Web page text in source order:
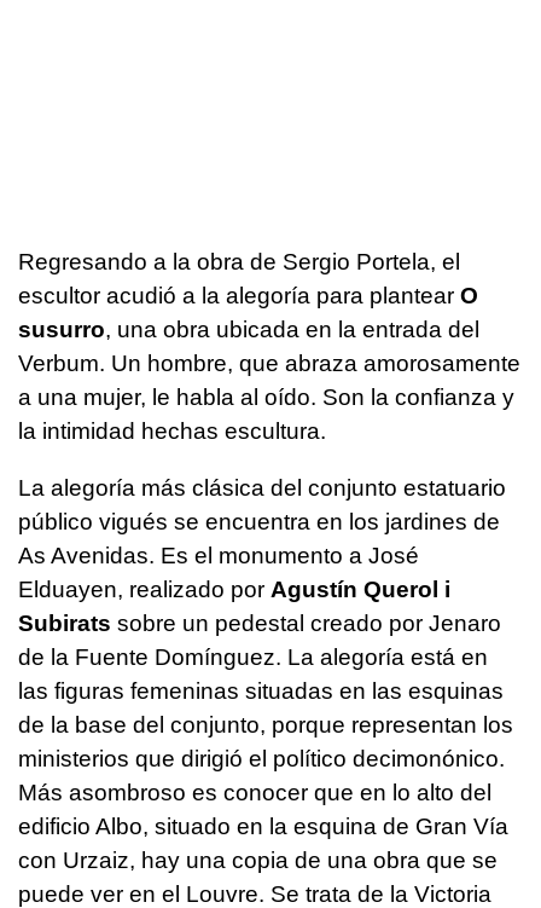
Regresando a la obra de Sergio Portela, el
escultor acudió a la alegoría para plantear O
susurro, una obra ubicada en la entrada del
Verbum. Un hombre, que abraza amorosamente
a una mujer, le habla al oído. Son la confianza y
la intimidad hechas escultura.
La alegoría más clásica del conjunto estatuario
público vigués se encuentra en los jardines de
As Avenidas. Es el monumento a José
Elduayen, realizado por Agustín Querol i
Subirats sobre un pedestal creado por Jenaro
de la Fuente Domínguez. La alegoría está en
las figuras femeninas situadas en las esquinas
de la base del conjunto, porque representan los
ministerios que dirigió el político decimonónico.
Más asombroso es conocer que en lo alto del
edificio Albo, situado en la esquina de Gran Vía
con Urzaiz, hay una copia de una obra que se
puede ver en el Louvre. Se trata de la Victoria